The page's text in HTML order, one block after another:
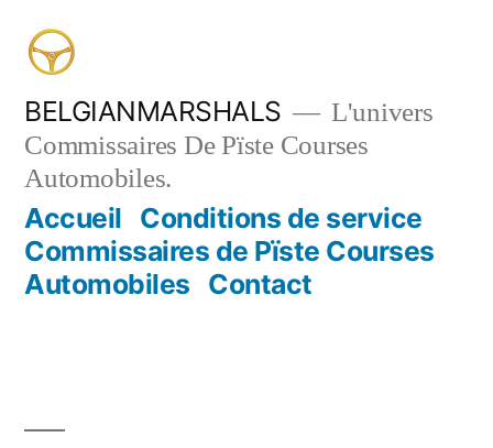
contenu
BELGIANMARSHALS
L'univers
Commissaires De Pïste Courses
Automobiles.
Accueil Conditions de service
Commissaires de Pïste Courses
Automobiles Contact